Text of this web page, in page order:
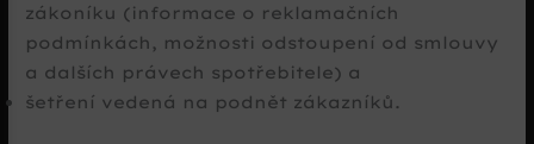
zákoníku (informace o reklamačních
podmínkách, možnosti odstoupení od smlouvy
a dalších právech spotřebitele) a
šetření vedená na podnět zákazníků.